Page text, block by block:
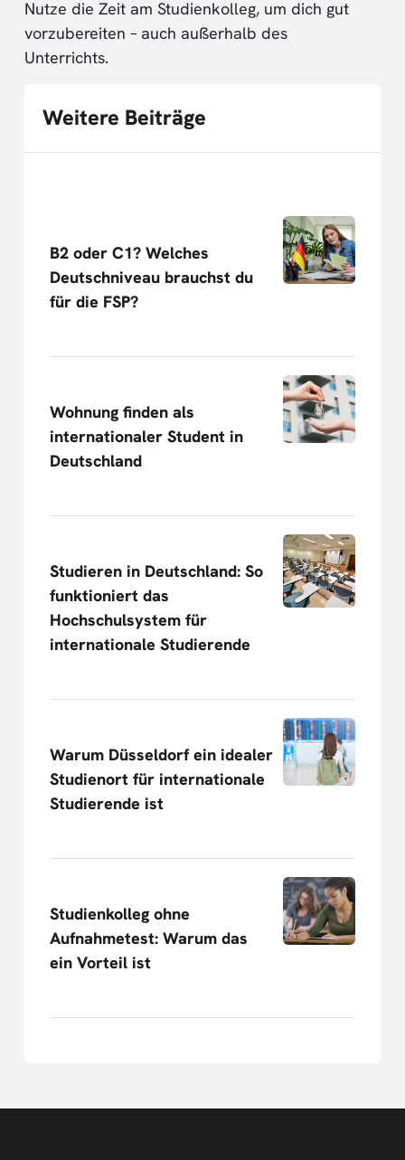
Nutze die Zeit am Studienkolleg, um dich gut
vorzubereiten – auch außerhalb des
Unterrichts.
Weitere Beiträge
B2 oder C1? Welches
Deutschniveau brauchst du
für die FSP?
Wohnung finden als
internationaler Student in
Deutschland
Studieren in Deutschland: So
funktioniert das
Hochschulsystem für
internationale Studierende
Warum Düsseldorf ein idealer
Studienort für internationale
Studierende ist
Studienkolleg ohne
Aufnahmetest: Warum das
ein Vorteil ist